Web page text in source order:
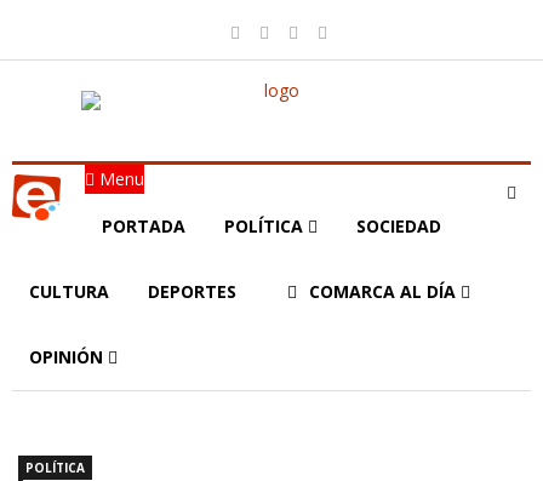
Menu
PORTADA POLÍTICA SOCIEDAD
CULTURA DEPORTES COMARCA AL DÍA
OPINIÓN
POLÍTICA